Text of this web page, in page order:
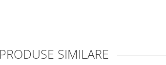
PRODUSE SIMILARE